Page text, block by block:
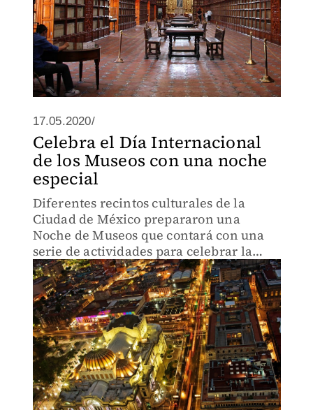
17.05.2020/
Celebra el Día Internacional
de los Museos con una noche
especial
Diferentes recintos culturales de la
Ciudad de México prepararon una
Noche de Museos que contará con una
serie de actividades para celebrar la
fecha.